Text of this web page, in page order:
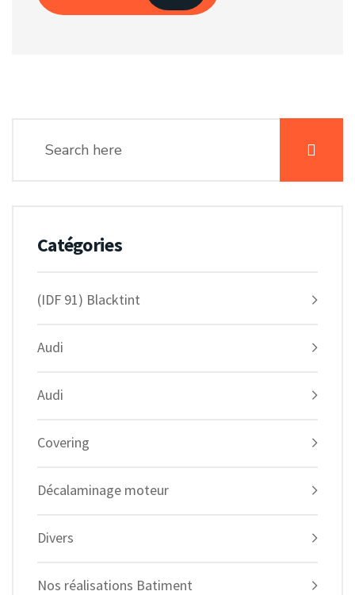
Catégories
(IDF 91) Blacktint
Audi
Audi
Covering
Décalaminage moteur
Divers
Nos réalisations Batiment